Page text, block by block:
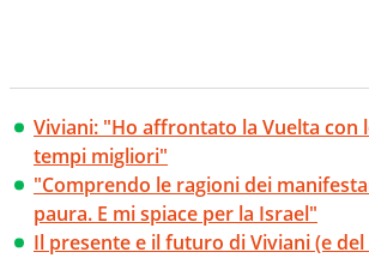
Viviani: "Ho affrontato la Vuelta con
tempi migliori"
"Comprendo le ragioni dei
paura. E mi spiace per la Israel"
Il presente e il futuro di Viviani (e